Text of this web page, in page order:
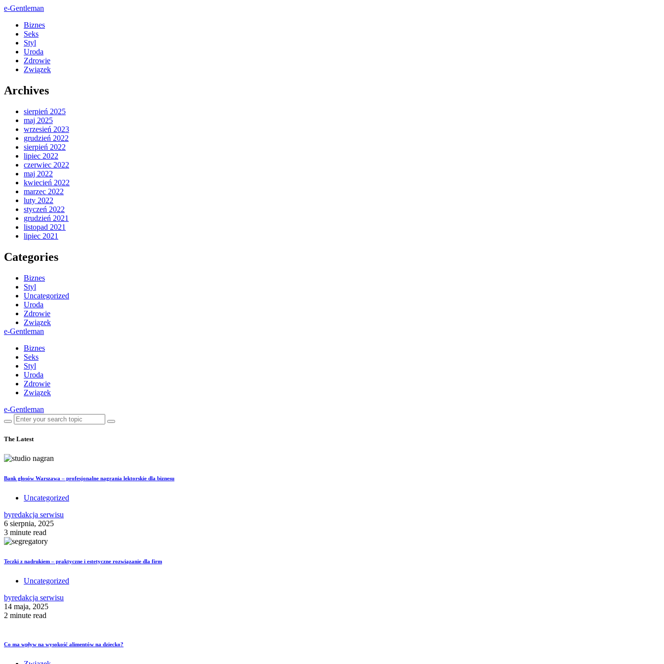
e-Gentleman
Biznes
Seks
Styl
Uroda
Zdrowie
Związek
Archives
sierpień 2025
maj 2025
wrzesień 2023
grudzień 2022
sierpień 2022
lipiec 2022
czerwiec 2022
maj 2022
kwiecień 2022
marzec 2022
luty 2022
styczeń 2022
grudzień 2021
listopad 2021
lipiec 2021
Categories
Biznes
Styl
Uncategorized
Uroda
Zdrowie
Związek
e-Gentleman
Biznes
Seks
Styl
Uroda
Zdrowie
Związek
e-Gentleman
The Latest
Bank głosów Warszawa – profesjonalne nagrania lektorskie dla biznesu
Uncategorized
byredakcja serwisu
6 sierpnia, 2025
3 minute read
Teczki z nadrukiem – praktyczne i estetyczne rozwiązanie dla firm
Uncategorized
byredakcja serwisu
14 maja, 2025
2 minute read
Co ma wpływ na wysokość alimentów na dziecko?